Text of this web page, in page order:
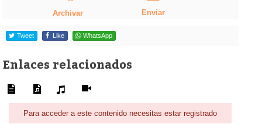
Archivar Enviar
Tweet Like WhatsApp
Enlaces relacionados
Para acceder a este contenido necesitas estar registrado